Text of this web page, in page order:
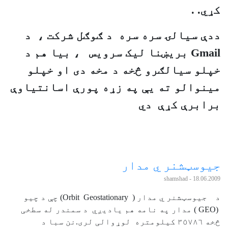
کړي. .
ددې سيالۍ سره سره د ګوګل شرکت ، د
Gmail بريښنا ليک سرويس ، بيا هم د
خپلو سيالګرو څخه د مخه دی او خپلو
مينوالو ته يې په زړه پورې اسانتياوې
برابرې کړې دي
جيوسټشنر ي مدار
18.06.2009
- shamshad
د جيوسټشنر ي مدار ( Orbit Geostationary) چې د چيو
(GEO ) مدار په نامه هم ياديږي د سمندر له سطخی
څخه ٣٥٧٨٦ کيلومتره لوړوالی لری.نن سبا د